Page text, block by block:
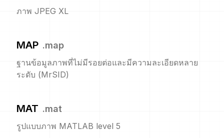
ภาพ JPEG XL
MAP .map
ฐานข้อมูลภาพที่ไม่มีรอยต่อและมีความละเอียดหลาย
ระดับ (MrSID)
MAT .mat
รูปแบบภาพ MATLAB level 5